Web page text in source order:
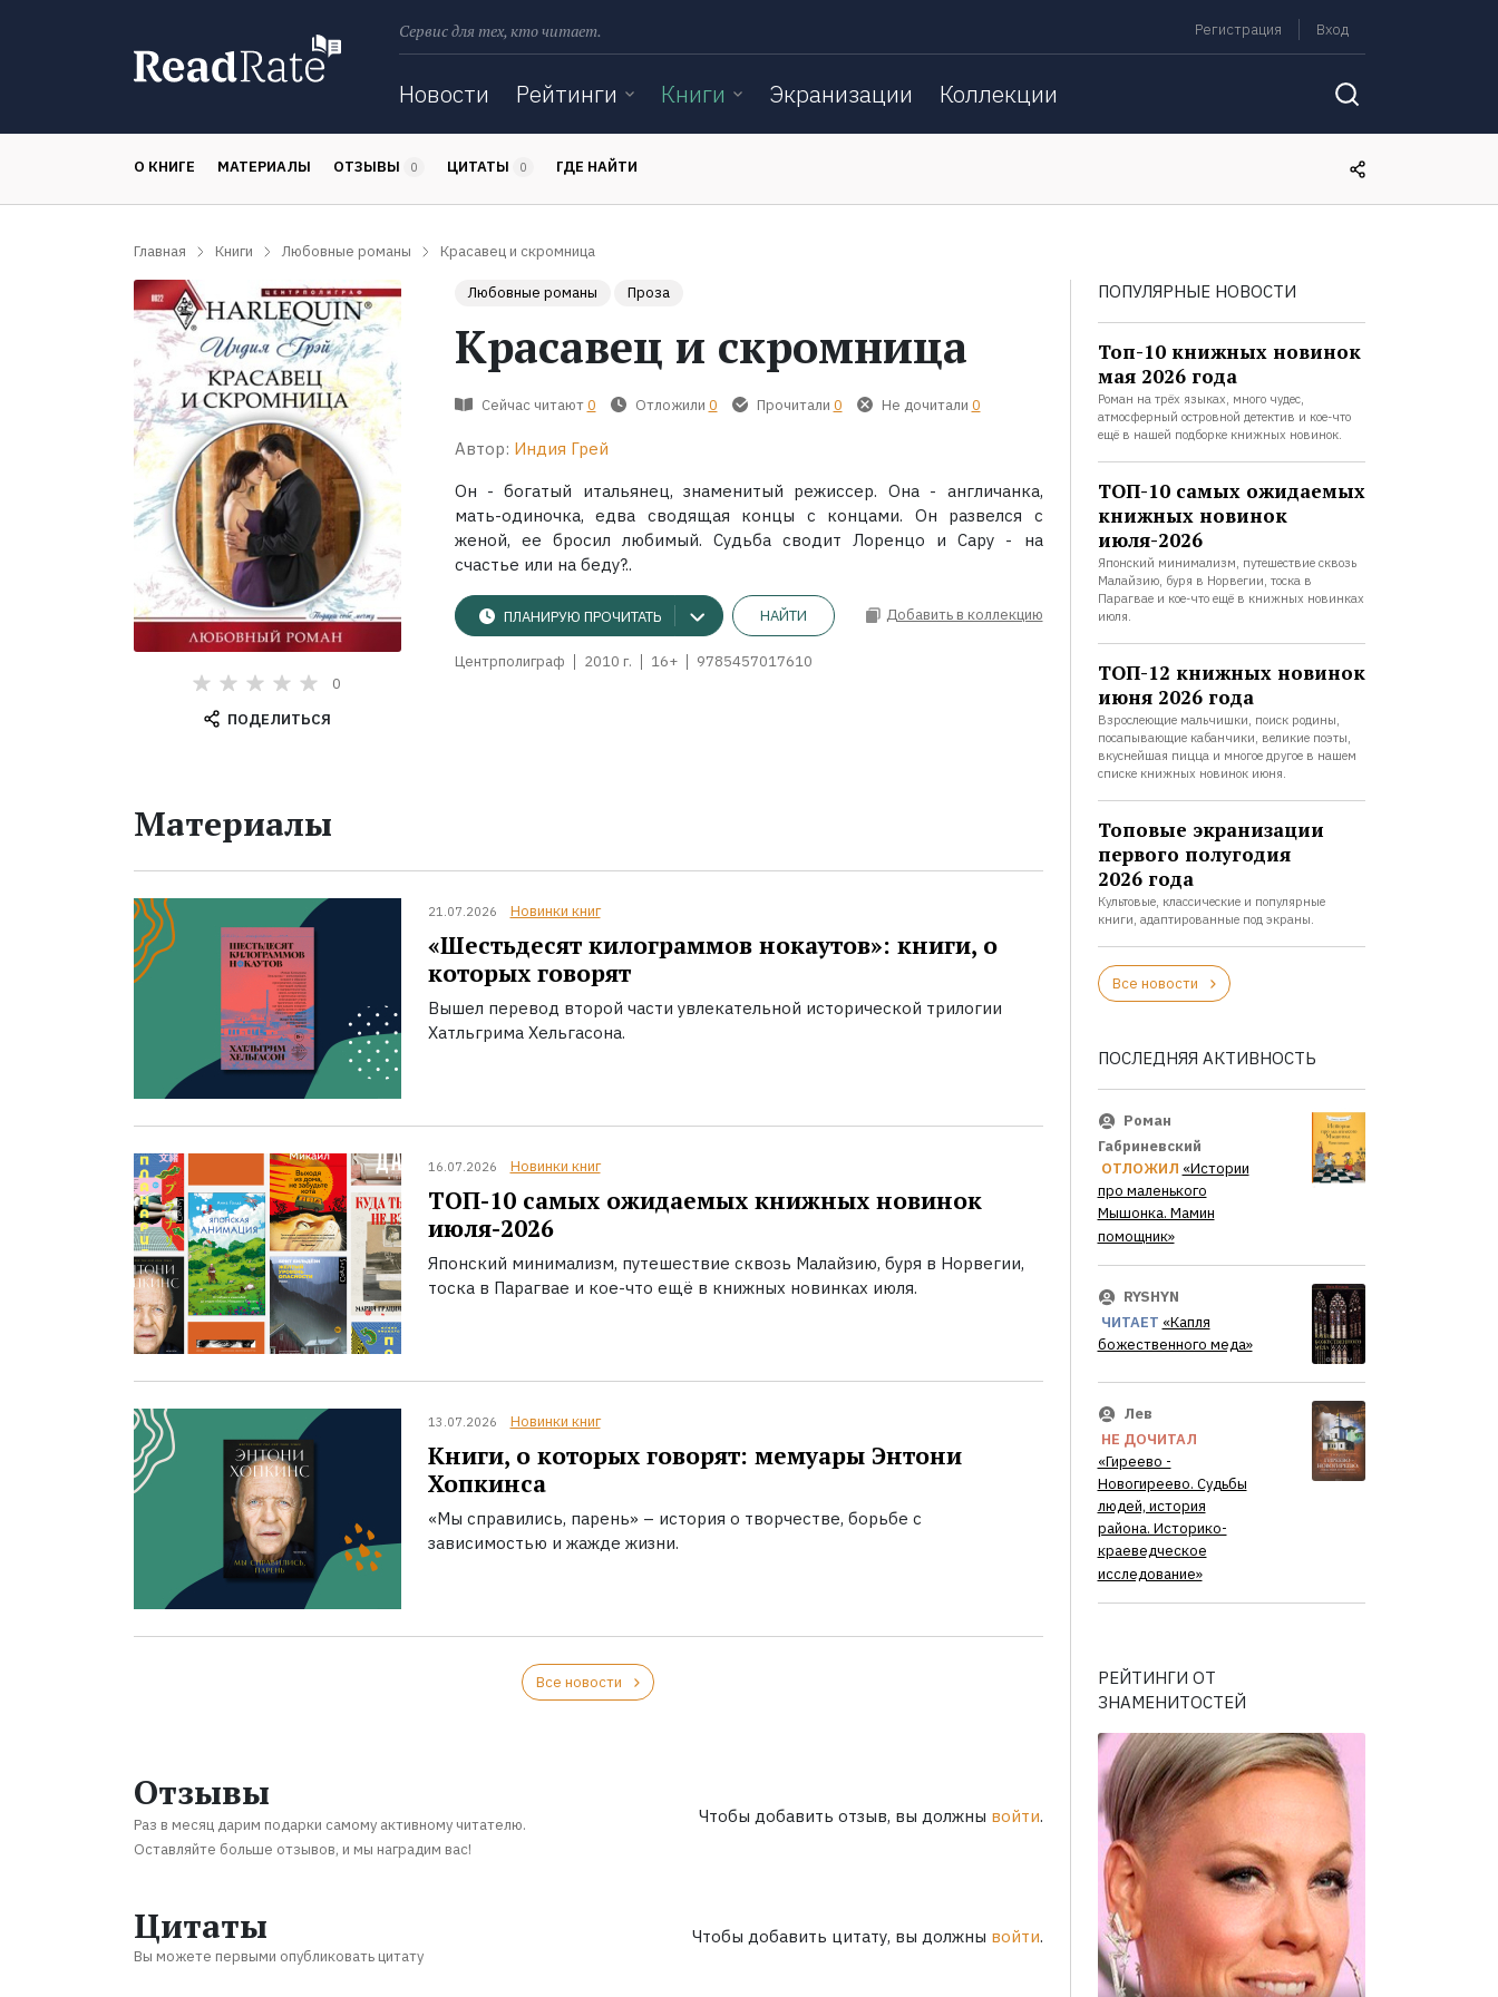
Сервис для тех, кто читает. Регистрация Вход
Новости Рейтинги Книги Экранизации Коллекции
О КНИГЕ МАТЕРИАЛЫ ОТЗЫВЫ 0 ЦИТАТЫ 0 ГДЕ НАЙТИ
Главная Книги Любовные романы Красавец и скромница
0
ПОДЕЛИТЬСЯ
Любовные романы Проза
Красавец и скромница
Сейчас читают 0 Отложили 0 Прочитали 0 Не дочитали 0
Автор: Индия Грей
Он - богатый итальянец, знаменитый режиссер. Она - англичанка,
мать-одиночка, едва сводящая концы с концами. Он развелся с
женой, ее бросил любимый. Судьба сводит Лоренцо и Сару - на
счастье или на беду?..
ПЛАНИРУЮ ПРОЧИТАТЬ НАЙТИ Добавить в коллекцию
Центрполиграф 2010 г. 16+ 9785457017610
Материалы
21.07.2026 Новинки книг
«Шестьдесят килограммов нокаутов»: книги, о
которых говорят
Вышел перевод второй части увлекательной исторической трилогии
Хатльгрима Хельгасона.
16.07.2026 Новинки книг
ТОП-10 самых ожидаемых книжных новинок
июля-2026
Японский минимализм, путешествие сквозь Малайзию, буря в Норвегии,
тоска в Парагвае и кое-что ещё в книжных новинках июля.
13.07.2026 Новинки книг
Книги, о которых говорят: мемуары Энтони
Хопкинса
«Мы справились, парень» – история о творчестве, борьбе с
зависимостью и жажде жизни.
Все новости
Отзывы
Раз в месяц дарим подарки самому активному читателю.
Оставляйте больше отзывов, и мы наградим вас!
Чтобы добавить отзыв, вы должны войти.
Цитаты
Вы можете первыми опубликовать цитату
Чтобы добавить цитату, вы должны войти.
ПОПУЛЯРНЫЕ НОВОСТИ
Топ-10 книжных новинок
мая 2026 года
Роман на трёх языках, много чудес,
атмосферный островной детектив и кое-что
ещё в нашей подборке книжных новинок.
ТОП-10 самых ожидаемых
книжных новинок
июля-2026
Японский минимализм, путешествие сквозь
Малайзию, буря в Норвегии, тоска в
Парагвае и кое-что ещё в книжных новинках
июля.
ТОП-12 книжных новинок
июня 2026 года
Взрослеющие мальчишки, поиск родины,
посапывающие кабанчики, великие поэты,
вкуснейшая пицца и многое другое в нашем
списке книжных новинок июня.
Топовые экранизации
первого полугодия
2026 года
Культовые, классические и популярные
книги, адаптированные под экраны.
Все новости
ПОСЛЕДНЯЯ АКТИВНОСТЬ
Роман
Габриневский
ОТЛОЖИЛ «Истории
про маленького
Мышонка. Мамин
помощник»
RYSHYN
ЧИТАЕТ «Капля
божественного меда»
Лев
НЕ ДОЧИТАЛ
«Гиреево -
Новогиреево. Судьбы
людей, история
района. Историко-
краеведческое
исследование»
РЕЙТИНГИ ОТ
ЗНАМЕНИТОСТЕЙ